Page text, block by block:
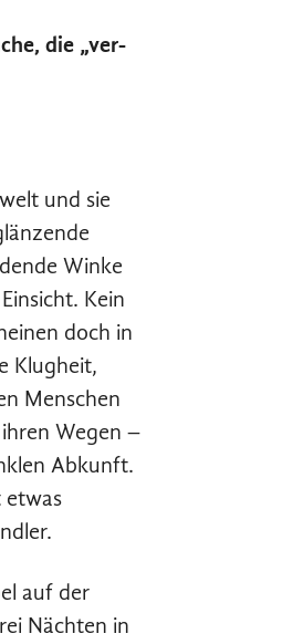
die „ver-
und sie
Winke
Kein
doch in
Klugheit,
Menschen
Wegen –
Abkunft.
etwas
auf der
Nächten in